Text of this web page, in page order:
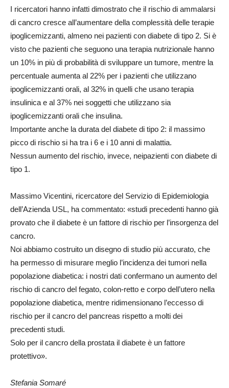
I ricercatori hanno infatti dimostrato che il rischio di ammalarsi
di cancro cresce all’aumentare della complessità delle terapie
ipoglicemizzanti, almeno nei pazienti con diabete di tipo 2. Si è
visto che pazienti che seguono una terapia nutrizionale hanno
un 10% in più di probabilità di sviluppare un tumore, mentre la
percentuale aumenta al 22% per i pazienti che utilizzano
ipoglicemizzanti orali, al 32% in quelli che usano terapia
insulinica e al 37% nei soggetti che utilizzano sia
ipoglicemizzanti orali che insulina.
Importante anche la durata del diabete di tipo 2: il massimo
picco di rischio si ha tra i 6 e i 10 anni di malattia.
Nessun aumento del rischio, invece, neipazienti con diabete di
tipo 1.
Massimo Vicentini, ricercatore del Servizio di Epidemiologia
dell’Azienda USL, ha commentato: «studi precedenti hanno già
provato che il diabete è un fattore di rischio per l’insorgenza del
cancro.
Noi abbiamo costruito un disegno di studio più accurato, che
ha permesso di misurare meglio l’incidenza dei tumori nella
popolazione diabetica: i nostri dati confermano un aumento del
rischio di cancro del fegato, colon-retto e corpo dell’utero nella
popolazione diabetica, mentre ridimensionano l’eccesso di
rischio per il cancro del pancreas rispetto a molti dei
precedenti studi.
Solo per il cancro della prostata il diabete è un fattore
protettivo».
Stefania Somaré